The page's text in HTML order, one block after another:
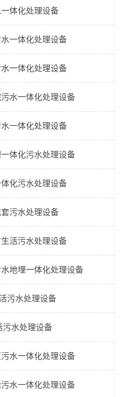
体化处理设备
一体化处理设备
一体化处理设备
水一体化处理设备
一体化处理设备
体化污水处理设备
化污水处理设备
污水处理设备
活污水处理设备
地埋一体化处理设备
污水处理设备
污水处理设备
水一体化处理设备
水一体化处理设备